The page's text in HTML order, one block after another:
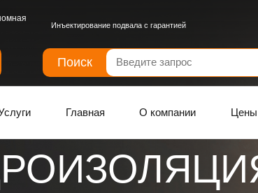
Инъектирование подвала с гарантией
Поиск
Главная О компании Цены